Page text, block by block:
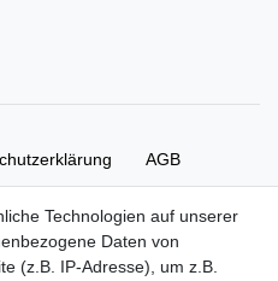
AGB
widerrufen Kontakt
Technologien auf unserer
Daten von
(z.B. IP-Adresse), um z.B.